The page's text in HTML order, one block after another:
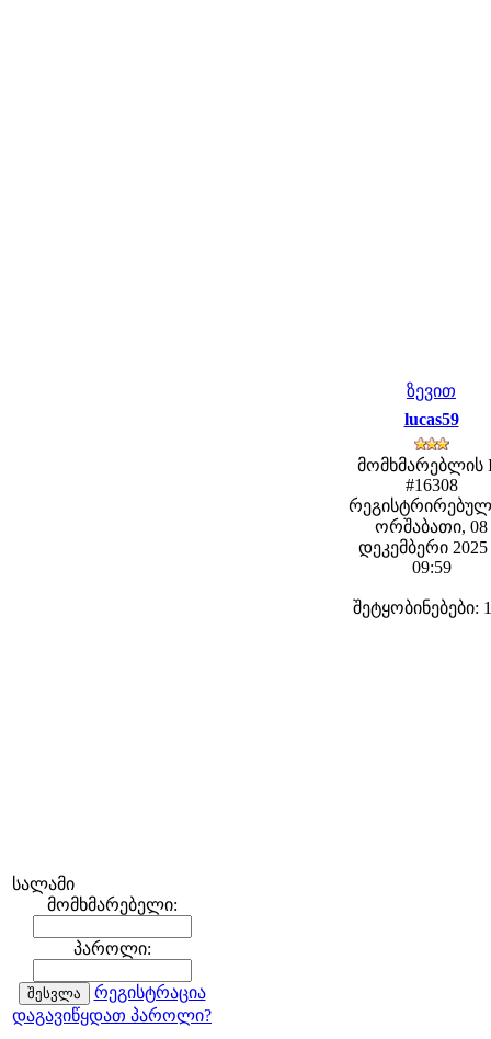
სალამი
მომხმარებელი:
პაროლი:
რეგისტრაცია
დაგავიწყდათ პაროლი?
ზევით
lucas59
მომხმარებლის
#16308
ორშაბათი, 08
დეკემბერი 2025
09:59
შეტყობინებები: